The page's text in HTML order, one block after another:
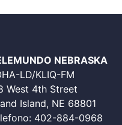
NEBRASKA
LD/KLIQ-FM
West 4th Street
Island, NE 68801
402-884-0968